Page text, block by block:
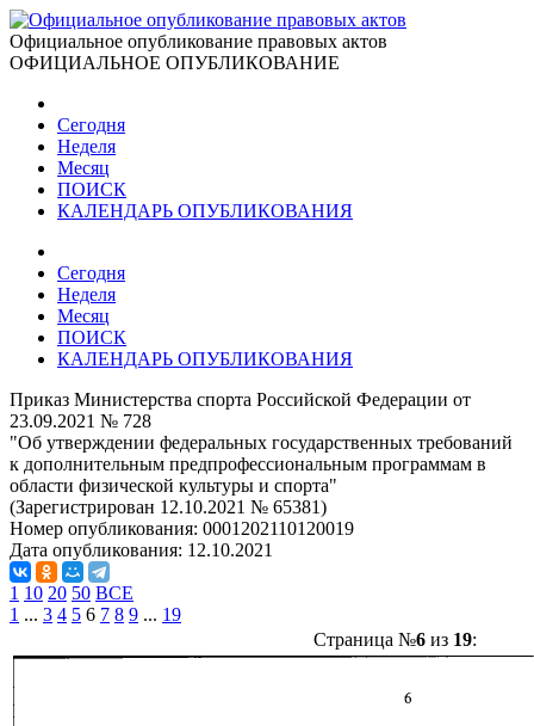
Официальное опубликование правовых актов
ОФИЦИАЛЬНОЕ ОПУБЛИКОВАНИЕ
Сегодня
Неделя
Месяц
ПОИСК
КАЛЕНДАРЬ ОПУБЛИКОВАНИЯ
Сегодня
Неделя
Месяц
ПОИСК
КАЛЕНДАРЬ ОПУБЛИКОВАНИЯ
Приказ Министерства спорта Российской Федерации от
23.09.2021 № 728
"Об утверждении федеральных государственных требований
к дополнительным предпрофессиональным программам в
области физической культуры и спорта"
(Зарегистрирован 12.10.2021 № 65381)
Номер опубликования: 0001202110120019
Дата опубликования: 12.10.2021
1 10 20 50 ВСЕ
1 ... 3 4 5 6 7 8 9 ... 19
Страница №6из 19: